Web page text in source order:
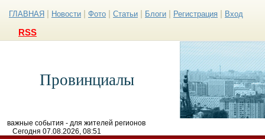
ГЛАВНАЯ Новости Фото Статьи Блоги Регистрация Вход
RSS
Провинциалы
важные события - для жителей регионов
Сегодня 07.08.2026, 08:51